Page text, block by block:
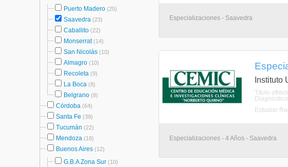
Puerto Madero (25)
Saavedra (23)
Caballito (22)
Monserrat(14)
San Nicolás (10)
Almagro (10)
Recoleta (9)
La Boca (8)
Belgrano (8)
Córdoba (64)
Santa Fe (39)
Tucumán (22)
Mendoza (18)
Buenos Aires (12)
G.B.A Zona Sur (10)
Especializaciones - Saavedra
Instituto
Título
Estudiar
Especializaciones - 4 Años - Saavedra